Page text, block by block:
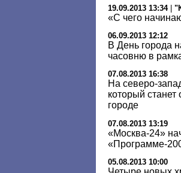
19.09.2013 13:34|
«С чего
06.09.2013 12:12
В День города
часовню в
07.08.2013 16:38
На северо-
который
городе
07.08.2013 13:19
«Москва-24»
«Программе-
05.08.2013 10:00